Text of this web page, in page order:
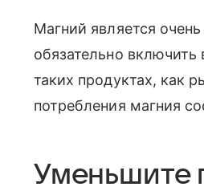
Магний является
обязательно
таких продуктах, как
потребления магния
Уменьшите